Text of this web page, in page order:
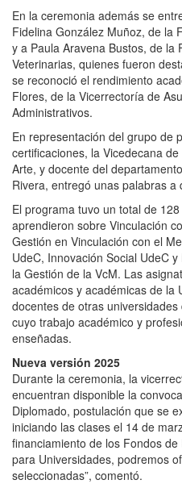
En la ceremonia además se
Fidelina González Muñoz, de la
y a Paula Aravena Bustos, de la
Veterinarias, quienes fueron
se reconoció el rendimiento
Flores, de la Vicerrectoría de
Administrativos.
En representación del grupo de
certificaciones, la Vicedecana
Arte, y docente del
Rivera, entregó unas palabras
El programa tuvo un total de
aprendieron sobre Vinculación
Gestión en Vinculación con el
UdeC, Innovación Social UdeC
la Gestión de la VcM. Las
académicos y académicas de la
docentes de otras
cuyo trabajo académico y
enseñadas.
Nueva versión 2025
Durante la ceremonia, la
encuentran disponible la
Diplomado, postulación que se
iniciando las clases el 14 de
financiamiento de los Fondos
para Universidades, podremos
seleccionadas”, comentó.